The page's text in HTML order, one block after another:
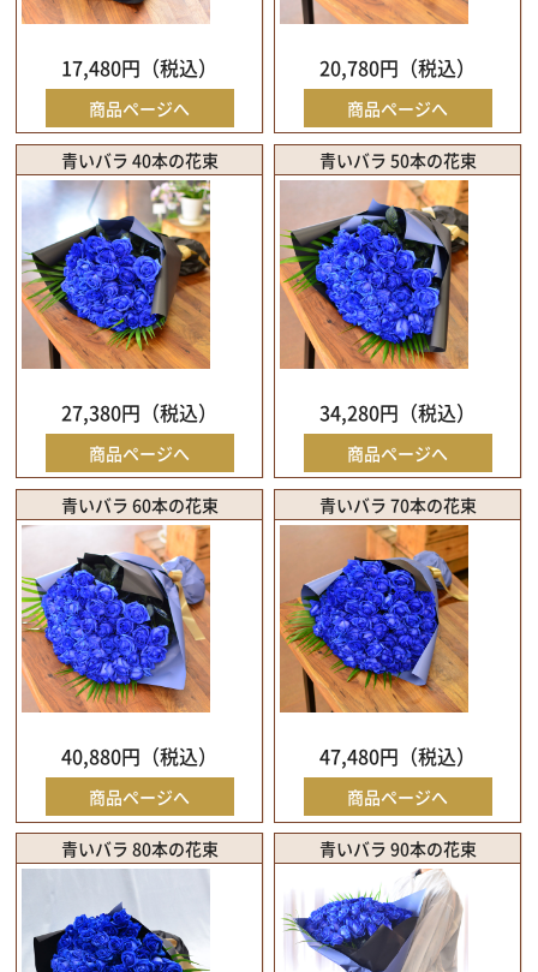
17,480円（税込）
商品ページへ
20,780円（税込）
商品ページへ
青いバラ 40本の花束
27,380円（税込）
商品ページへ
青いバラ 50本の花束
34,280円（税込）
商品ページへ
青いバラ 60本の花束
40,880円（税込）
商品ページへ
青いバラ 70本の花束
47,480円（税込）
商品ページへ
青いバラ 80本の花束 青いバラ 90本の花束